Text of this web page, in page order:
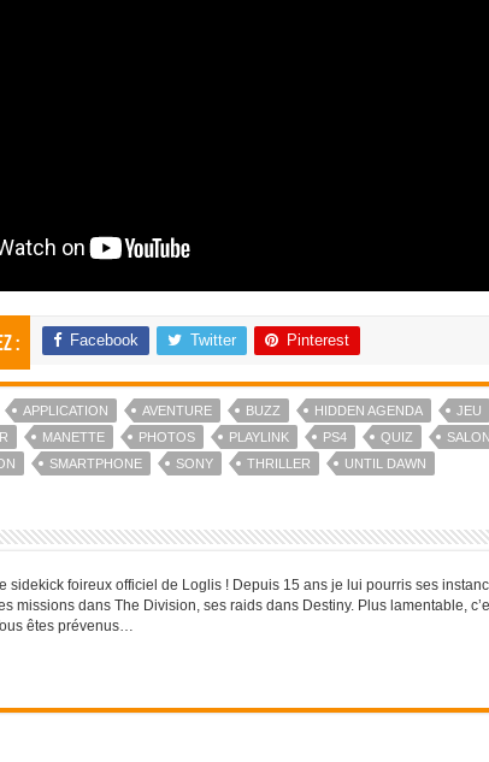
: Facebook Twitter Pinterest
APPLICATION AVENTURE BUZZ HIDDEN AGENDA JEU
MANETTE PHOTOS PLAYLINK PS4 QUIZ
SALON
SMARTPHONE SONY THRILLER UNTIL DAWN
sidekick foireux officiel de Loglis ! Depuis 15 ans je lui pourris ses
missions dans The Division, ses raids dans Destiny. Plus lamentable,
êtes prévenus…